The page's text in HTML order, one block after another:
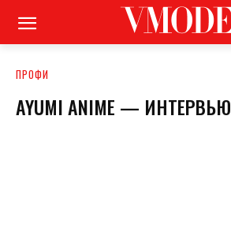
ПРОФИ
AYUMI ANIME — ИНТЕРВЬЮ